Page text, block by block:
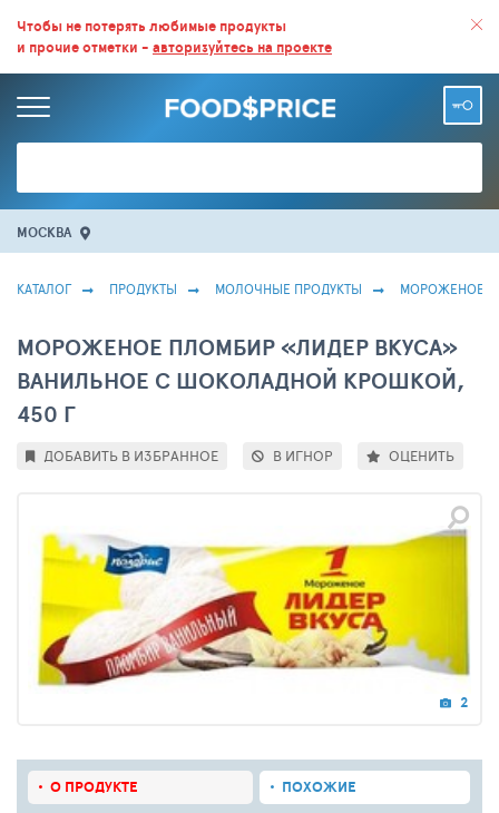
ВСЕ СКИДКИ И ВЫГОДНЫЕ ЦЕНЫ НА ПРОДУКТЫ В МАГАЗИНАХ.
БОЛЬШЕ 100 000 ТОВАРОВ. ЕЖЕДНЕВНОЕ ОБНОВЛЕНИЕ ЦЕН.
Чтобы не потерять любимые продукты
и прочие отметки - авторизуйтесь на проекте
МОСКВА
КАТАЛОГ ПРОДУКТЫ МОЛОЧНЫЕ ПРОДУКТЫ МОРОЖЕНОЕ
МОРОЖЕНОЕ ПЛОМБИР «ЛИДЕР ВКУСА»
ВАНИЛЬНОЕ С ШОКОЛАДНОЙ КРОШКОЙ,
450 Г
2
ДОБАВИТЬ В ИЗБРАННОЕ В ИГНОР ОЦЕНИТЬ
О ПРОДУКТЕ ПОХОЖИЕ